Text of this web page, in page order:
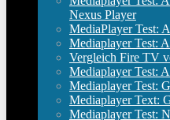
Nexus Player
MediaPlayer Test:
Mediaplayer Test:
Vergleich Fire TV
Mediaplayer Test:
Mediaplayer Test:
Mediaplayer Text:
Mediaplayer Test: